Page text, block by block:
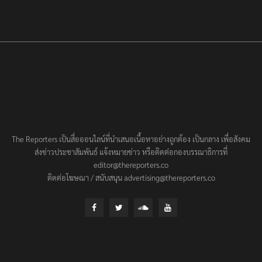
The Reporters เป็นสื่อออนไลน์ที่นำเสนอเนื้อหาอย่างถูกต้อง เป็นกลาง เพื่อสังคม
ส่งข่าวประชาสัมพันธ์ แจ้งหมายข่าว หรือติดต่อกองบรรณาธิการที่
editor@thereporters.co
ติดต่อโฆษณา / สนับสนุน advertising@thereporters.co